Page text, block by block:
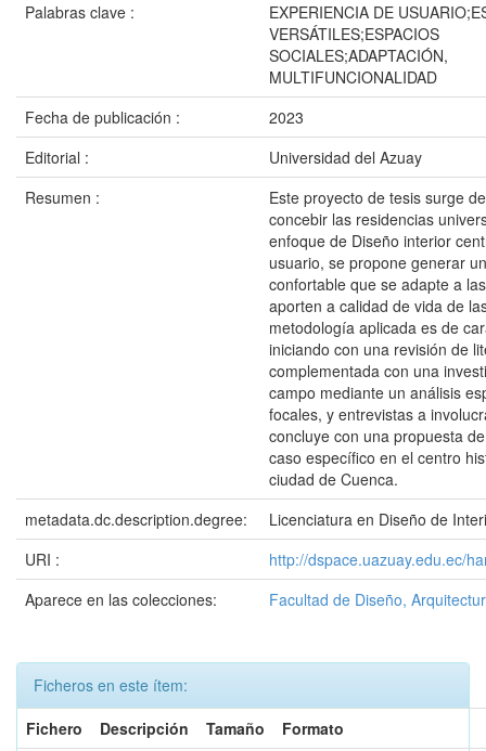
Palabras clave :
EXPERIENCIA DE
VERSÁTILES;ESPACIOS
SOCIALES;ADAPTACIÓN,
MULTIFUNCIONALIDAD
Fecha de publicación :
2023
Editorial :
Universidad del Azuay
Resumen :
Este proyecto de tesis surge
concebir las residencias
enfoque de Diseño interior
usuario, se propone generar
confortable que se adapte a
aporten a calidad de vida de
metodología aplicada es de
iniciando con una revisión de
complementada con una
campo mediante un análisis
focales, y entrevistas a
concluye con una propuesta
caso específico en el centro
ciudad de Cuenca.
metadata.dc.description.degree:
Licenciatura en Diseño de
URI :
http://dspace.uazuay.edu.ec/
Aparece en las colecciones:
Facultad de Diseño,
Ficheros en este ítem:
Fichero
Descripción Tamaño
Formato